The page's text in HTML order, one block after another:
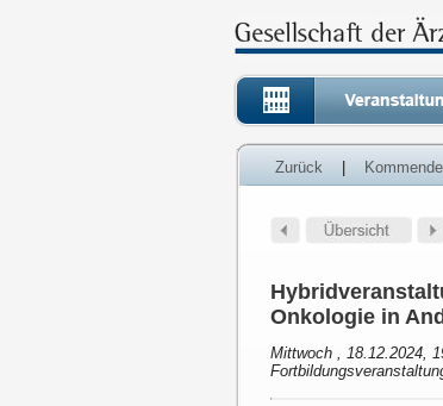
Zurück
Onkologie in
Mittwoch , 18.12.2024,